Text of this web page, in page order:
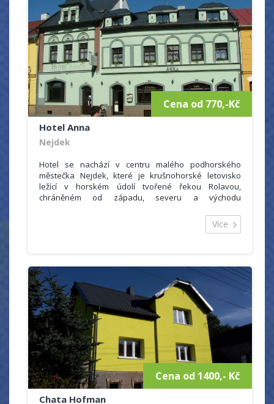
fi je dostupná ve všech pokojích) a infrasauna. Přístup
do penzionu a dva z pokojů jsou bezbariérové.
Parkování pro hosty je zdarma přímo před penzionem.
Ubytovaným hostům nabízíme také možnost
dokoupení snídaní i polopenze přímo v penzionu.
Skvělá domácí kuchyně, točené pivo, limonáda a bar. V
zimní sezóně nabízíme hostům zdarma skibus
na Klínovec a po dohodě pro skupiny skibus
z Mariánské na Plešivec.
Cena od 770,-Kč
Hotel Anna
Nejdek
Hotel se nachází v centru malého podhorského
městečka Nejdek, které je krušnohorské letovisko
ležící v horském údolí tvořené řekou Rolavou,
chráněném od západu, severu a východu
Kapacita hotelu je 45 lůžek, z toho se hosté mohou
ubytovat v různých pokojích a 2 apartmánech.
Hotel nabízí faxové služby, zahradní posezení +
ohniště a vlastní uzamykatelné parkoviště.
Zprostředkováváme kulturní akce a výlety po okolí
(program v Karlových Varech – 15 km a okolí).
Více
Cena od 1400,- Kč
Chata Hofman